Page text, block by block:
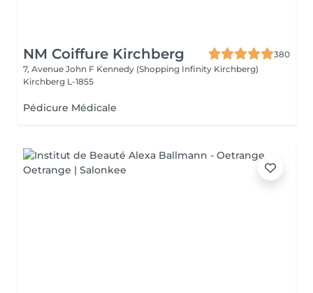
NM Coiffure Kirchberg
380
7, Avenue John F Kennedy (Shopping Infinity Kirchberg)
Kirchberg L-1855
Pédicure Médicale